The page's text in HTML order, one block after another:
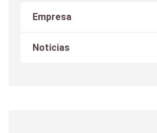
Empresa
Noticias